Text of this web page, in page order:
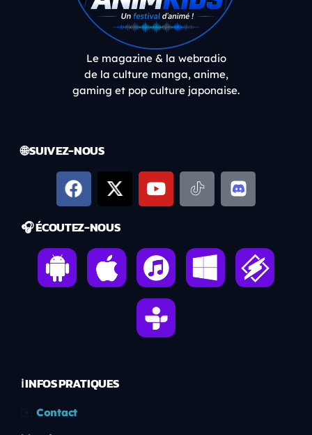
Le magazine & la webradio
de la culture manga, anime,
gaming et pop culture japonaise.
🌐 SUIVEZ-NOUS
🎧 ÉCOUTEZ-NOUS
ℹ️ INFOS PRATIQUES
Contact